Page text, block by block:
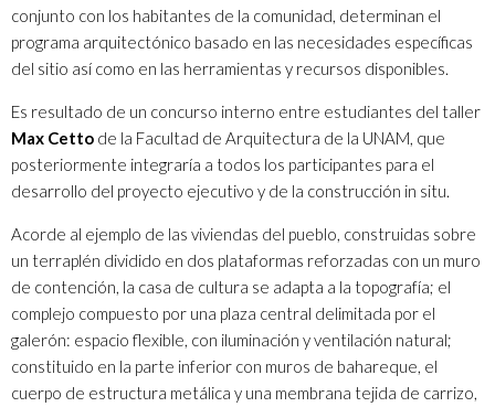
conjunto con los habitantes de la comunidad, determinan el
programa arquitectónico basado en las necesidades específicas
del sitio así como en las herramientas y recursos disponibles.
Es resultado de un concurso interno entre estudiantes del taller
Max Cetto de la Facultad de Arquitectura de la UNAM, que
posteriormente integraría a todos los participantes para el
desarrollo del proyecto ejecutivo y de la construcción in situ.
Acorde al ejemplo de las viviendas del pueblo, construidas sobre
un terraplén dividido en dos plataformas reforzadas con un muro
de contención, la casa de cultura se adapta a la topografía; el
complejo compuesto por una plaza central delimitada por el
galerón: espacio flexible, con iluminación y ventilación natural;
constituido en la parte inferior con muros de bahareque, el
cuerpo de estructura metálica y una membrana tejida de carrizo,